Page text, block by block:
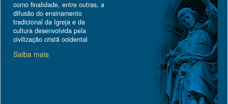
como finalidade, entre outras, a
difusão do ensinamento
tradicional da Igreja e da
cultura desenvolvida pela
civilização cristã ocidental
Saiba mais